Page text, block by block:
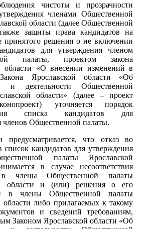
чистоты и прозрачности
членами Общественной
области (далее Общественной
защиты права кандидатов на
принятого решения о не включении
для утверждения членом
палаты, проектом закона
области «О внесении изменений в
Ярославской области «Об
и деятельности Общественной
области» (далее – проект
уточняется порядок
списка кандидатов для
членов Общественной палаты.
предусматривается, что отказ во
кандидатов для утверждения
палаты Ярославской
в случае несоответствия
в члены Общественной палаты
области и (или) решения о его
в члены Общественной палаты
области либо прилагаемых к такому
и сведений требованиям,
Законом Ярославской области «Об